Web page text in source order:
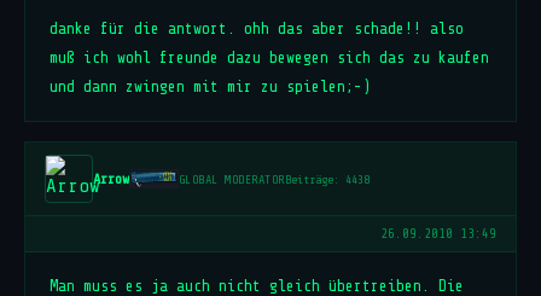
danke für die antwort. ohh das aber schade!! also
muß ich wohl freunde dazu bewegen sich das zu kaufen
und dann zwingen mit mir zu spielen;-)
Arrow GLOBAL MODERATORBeiträge: 4438
26.09.2010 13:49
Man muss es ja auch nicht gleich übertreiben. Die